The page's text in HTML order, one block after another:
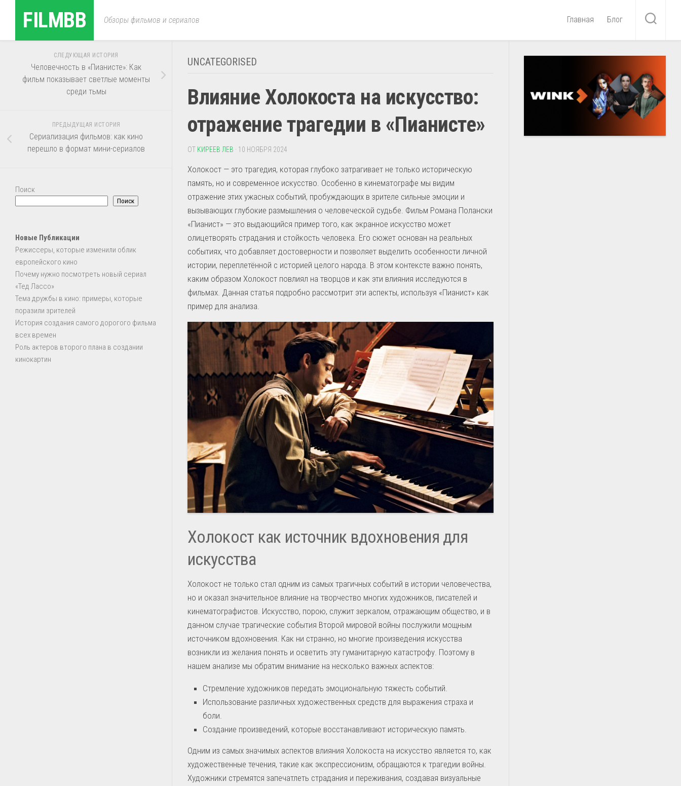
содержаниюFILMBB Обзоры фильмов и сериалов Главная Блог
UNCATEGORISED
Влияние Холокоста на искусство:
отражение трагедии в «Пианисте»
ОТ КИРЕЕВ ЛЕВ · 10 НОЯБРЯ 2024
Холокост — это трагедия, которая глубоко затрагивает не только историческую
память, но и современное искусство. Особенно в кинематографе мы видим
отражение этих ужасных событий, пробуждающих в зрителе сильные эмоции и
вызывающих глубокие размышления о человеческой судьбе. Фильм Романа Полански
«Пианист» — это выдающийся пример того, как экранное искусство может
олицетворять страдания и стойкость человека. Его сюжет основан на реальных
событиях, что добавляет достоверности и позволяет выделить особенности личной
истории, переплетённой с историей целого народа. В этом контексте важно понять,
каким образом Холокост повлиял на творцов и как эти влияния исследуются в
фильмах. Данная статья подробно рассмотрит эти аспекты, используя «Пианист» как
пример для анализа.
Холокост как источник вдохновения для
искусства
Холокост не только стал одним из самых трагичных событий в истории человечества,
но и оказал значительное влияние на творчество многих художников, писателей и
кинематографистов. Искусство, порою, служит зеркалом, отражающим общество, и в
данном случае трагические события Второй мировой войны послужили мощным
источником вдохновения. Как ни странно, но многие произведения искусства
возникли из желания понять и осветить эту гуманитарную катастрофу. Поэтому в
нашем анализе мы обратим внимание на несколько важных аспектов:
Стремление художников передать эмоциональную тяжесть событий.
Использование различных художественных средств для выражения страха и
боли.
Создание произведений, которые восстанавливают историческую память.
Одним из самых значимых аспектов влияния Холокоста на искусство является то, как
художественные течения, такие как экспрессионизм, обращаются к трагедии войны.
Художники стремятся запечатлеть страдания и переживания, создавая визуальные
СЛЕДУЮЩАЯ ИСТОРИЯ
Человечность в «Пианисте»: Как
фильм показывает светлые моменты
среди тьмы
ПРЕДЫДУЩАЯ ИСТОРИЯ
Сериализация фильмов: как кино
перешло в формат мини-сериалов
Поиск
Поиск
Новые Публикации
Режиссеры, которые изменили облик
европейского кино
Почему нужно посмотреть новый сериал
«Тед Лассо»
Тема дружбы в кино: примеры, которые
поразили зрителей
История создания самого дорогого фильма
всех времен
Роль актеров второго плана в создании
кинокартин